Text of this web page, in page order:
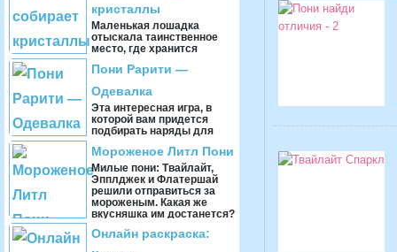
кристаллы
Маленькая лошадка
отыскала таинственное
место, где хранится
драгоценных камней. Но, к
...
Пони Рарити —
Одевалка
Эта интересная игра, в
которой вам придется
подбирать наряды для
чтобы получился
необычный изысканный
образ. ...
Мороженое Литл Пони
Милые пони: Твайлайт,
Эпплджек и Флатершай
решили отправиться за
мороженым. Какая же
вкусняшка им достанется?
Онлайн раскраска: